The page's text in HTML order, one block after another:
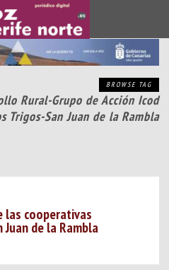
BROWSE TAG
Rural-Grupo de Acción Icod
Trigos-San Juan de la Rambla
las cooperativas
de la Rambla